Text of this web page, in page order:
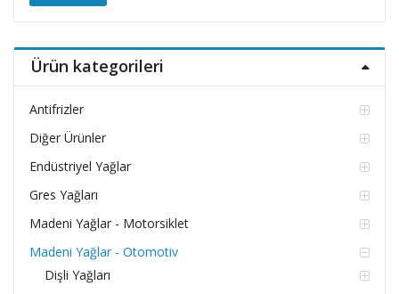
Ürün kategorileri
Antifrizler
Diğer Ürünler
Endüstriyel Yağlar
Gres Yağları
Madeni Yağlar - Motorsiklet
Madeni Yağlar - Otomotiv
Dişli Yağları